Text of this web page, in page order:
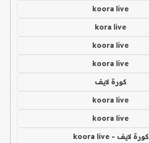
koora live
kora live
koora live
koora live
كورة لايف
koora live
koora live
كورة لايف - koora live